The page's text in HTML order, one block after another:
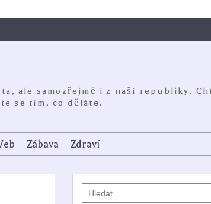
ale samozřejmě i z naší republiky.
se tím, co děláte.
Zábava Zdraví
for: